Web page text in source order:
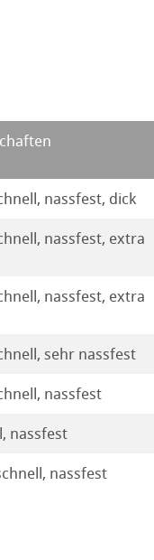
nassfest, dick
nassfest, extra
nassfest, extra
sehr nassfest
nassfest
nassfest
nassfest